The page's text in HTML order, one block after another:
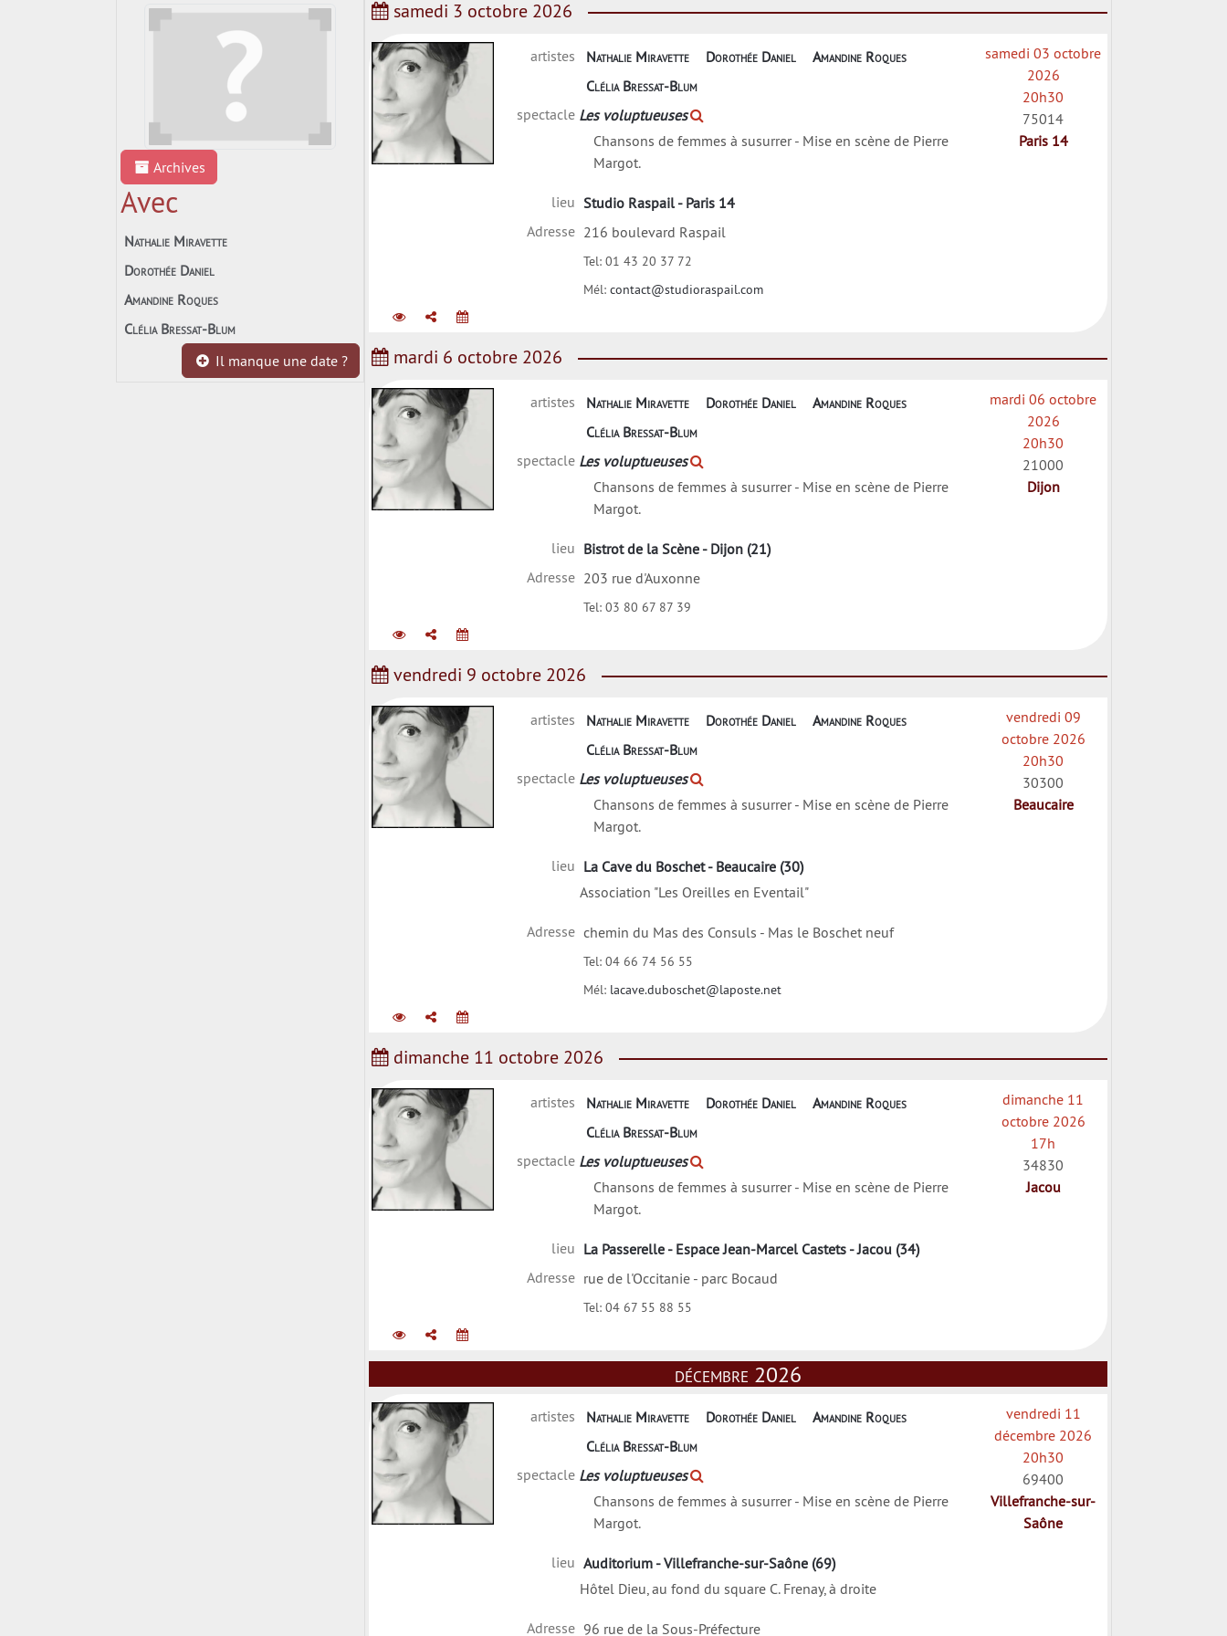
Archives
Avec
Nathalie Miravette
Dorothée Daniel
Amandine Roques
Clélia Bressat-Blum
Il manque une date ?
samedi 3 octobre 2026
Nathalie Miravette
artistes Nathalie Miravette Dorothée Daniel
Amandine Roques
Clélia Bressat-Blum
spectacle Les voluptueuses
Chansons de femmes à susurrer - Mise en scène de Pierre
Margot.
lieu Studio Raspail - Paris 14
Adresse 216 boulevard Raspail
Tel:01 43 20 37 72
Mél:contact@studioraspail.com
samedi 03 octobre
2026
20h30
75014
Paris 14
mardi 6 octobre 2026
Nathalie Miravette
artistes Nathalie Miravette Dorothée Daniel
Amandine Roques
Clélia Bressat-Blum
spectacle Les voluptueuses
Chansons de femmes à susurrer - Mise en scène de Pierre
Margot.
lieu Bistrot de la Scène - Dijon (21)
Adresse 203 rue d'Auxonne
Tel:03 80 67 87 39
mardi 06 octobre
2026
20h30
21000
Dijon
vendredi 9 octobre 2026
Nathalie Miravette
artistes Nathalie Miravette Dorothée Daniel
Amandine Roques
Clélia Bressat-Blum
spectacle Les voluptueuses
Chansons de femmes à susurrer - Mise en scène de Pierre
Margot.
lieu La Cave du Boschet - Beaucaire (30)
Association "Les Oreilles en Eventail"
Adresse chemin du Mas des Consuls - Mas le Boschet neuf
Tel:04 66 74 56 55
Mél: lacave.duboschet@laposte.net
vendredi 09
octobre 2026
20h30
30300
Beaucaire
dimanche 11 octobre 2026
Nathalie Miravette
artistes Nathalie Miravette Dorothée Daniel
Amandine Roques
Clélia Bressat-Blum
spectacle Les voluptueuses
Chansons de femmes à susurrer - Mise en scène de Pierre
Margot.
lieu La Passerelle - Espace Jean-Marcel Castets - Jacou (34)
Adresse rue de l'Occitanie - parc Bocaud
Tel:04 67 55 88 55
dimanche 11
octobre 2026
17h
34830
Jacou
décembre 2026
Nathalie Miravette
artistes Nathalie Miravette Dorothée Daniel
Amandine Roques
Clélia Bressat-Blum
spectacle Les voluptueuses
Chansons de femmes à susurrer - Mise en scène de Pierre
Margot.
lieu Auditorium - Villefranche-sur-Saône (69)
Hôtel Dieu, au fond du square C. Frenay, à droite
Adresse 96 rue de la Sous-Préfecture
vendredi 11
décembre 2026
20h30
69400
Villefranche-sur-
Saône